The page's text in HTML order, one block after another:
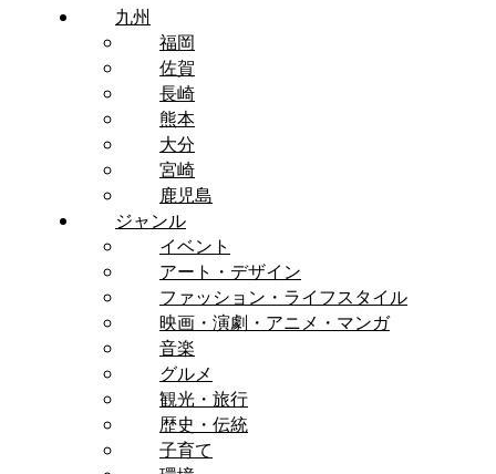
九州
福岡
佐賀
長崎
熊本
大分
宮崎
鹿児島
ジャンル
イベント
アート・デザイン
ファッション・ライフスタイル
映画・演劇・アニメ・マンガ
音楽
グルメ
観光・旅行
歴史・伝統
子育て